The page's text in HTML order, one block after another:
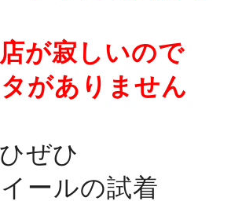
が寂しいので
がありません
ぜひ
ールの試着